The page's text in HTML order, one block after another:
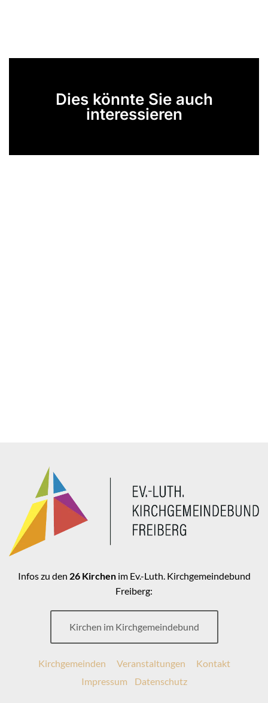
Dies könnte Sie auch
interessieren
Infos zu den 26 Kirchenim Ev.-Luth. Kirchgemeindebund
Freiberg:
Kirchen im Kirchgemeindebund
Kirchgemeinden Veranstaltungen
Kontakt
Impressum
Datenschutz